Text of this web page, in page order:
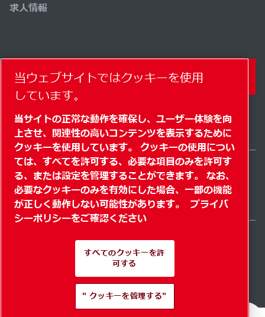
求人情報
コンタクトフォーム
サイトマップ" クッキーを管理する"© 2026 著作権
Japan / JA
Pioneering products.
当ウェブサイトではクッキーを使用
しています。
当サイトの正常な動作を確保し、ユーザー体験を向
上させ、関連性の高いコンテンツを表示するために
クッキーを使用しています。 クッキーの使用につい
ては、すべてを許可する、必要な項目のみを許可す
る、または設定を管理することができます。 なお、
必要なクッキーのみを有効にした場合、一部の機能
が正しく動作しない可能性があります。
プライバ
シーポリシーをご確認ください
すべてのクッキーを許
可する
" クッキーを管理する"